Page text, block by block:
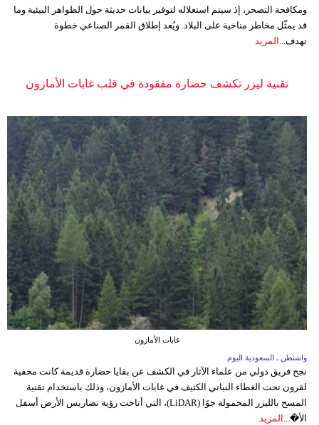
ومكافحة التصحر، إذ سيتم استغلاله لتوفير بيانات حديثة حول الظواهر البيئية وما
قد يمثّل مخاطر مناخية على البلاد. ويُعد إطلاق القمر الصناعي خطوة
تهدف... المزيد
تقنية ليزر تكشف حضارة مفقودة في قلب غابات الأمازون
غابات الأمازون
واشنطن ـ السعودية اليوم
نجح فريق دولي من علماء الآثار في الكشف عن بقايا حضارة قديمة كانت مخفية
لقرون تحت الغطاء النباتي الكثيف في غابات الأمازون، وذلك باستخدام تقنية
المسح بالليزر المحمولة جوًا (LiDAR)، التي أتاحت رؤية تضاريس الأرض أسفل
الأ�... المزيد